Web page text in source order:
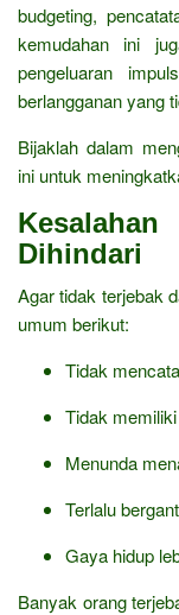
budgeting,
kemudahan ini
pengeluaran
berlangganan yang
Bijaklah dalam
ini untuk
Dihindari
Agar tidak terjebak
umum berikut:
Tidak
Tidak
Menunda
Terlalu
Gaya hidup
Banyak orang